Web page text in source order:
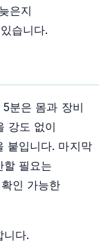
은지
습니다.
분은 몸과 장비
강도 없이
붙입니다. 마지막
할 필요는
인 가능한
니다.